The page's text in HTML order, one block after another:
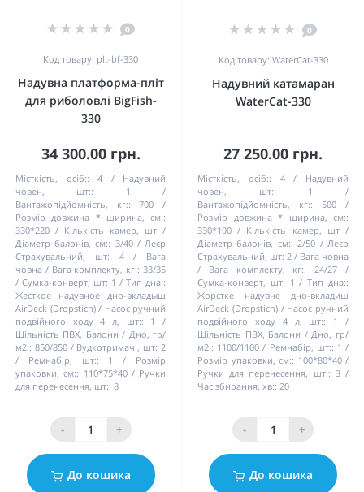
0
Код товару: plt-bf-330
Надувна платформа-пліт
для риболовлі BigFish-
330
34 300.00 грн.
Місткість, осіб:: 4
Надувний
човен, шт::
1
Вантажопідйомність, кг::
700
Розмір довжина * ширина, см::
330*220
Кількість камер, шт /
Діаметр балонів, см:: 3/40
Леєр
Страхувальний, шт:
4
Вага
човна / Вага комплекту, кг:: 33/35
Сумка-конверт, шт: 1
Тип дна::
Жесткое надувное дно-вкладыш
AirDeck (Dropstich)
Насос ручний
подвійного ходу 4 л, шт::
1
Щільність ПВХ, Балони / Дно, гр/
м2:: 850/850 Вудкотримачі, шт: 2
Ремнабір, шт::
1
Розмір
упаковки, см:: 110*75*40
Ручки
для перенесення, шт:: 8
- +
До кошика
0
Код товару: WaterCat-330
Надувний катамаран
WaterCat-330
27 250.00 грн.
Місткість, осіб:: 4
Надувний
човен, шт::
1
Вантажопідйомність, кг::
500
Розмір довжина * ширина, см::
330*190
Кількість камер, шт /
Діаметр балонів, см:: 2/50
Леєр
Страхувальний, шт: 2
Вага човна
/ Вага комплекту, кг::
24/27
Сумка-конверт, шт: 1
Тип дна::
Жорстке надувне дно-вкладиш
AirDeck (Dropstich)
Насос ручний
подвійного ходу 4 л, шт::
1
Щільність ПВХ, Балони / Дно, гр/
м2:: 1100/1100 Ремнабір, шт:: 1
Розмір упаковки, см:: 100*80*40
Ручки для перенесення, шт:: 3
Час збирання, хв:: 20
- +
До кошика